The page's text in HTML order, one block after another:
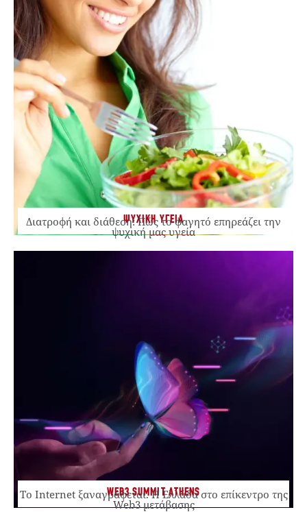
ΨΥΧΙΚΗ ΥΓΕΙΑ
Διατροφή και διάθεση: Πώς το φαγητό επηρεάζει την
ψυχική μας υγεία
WEB3 SUMMIT ATHENS
Το Internet ξαναγράφεται. Η Ελλάδα στο επίκεντρο της
Web3 μετάβασης